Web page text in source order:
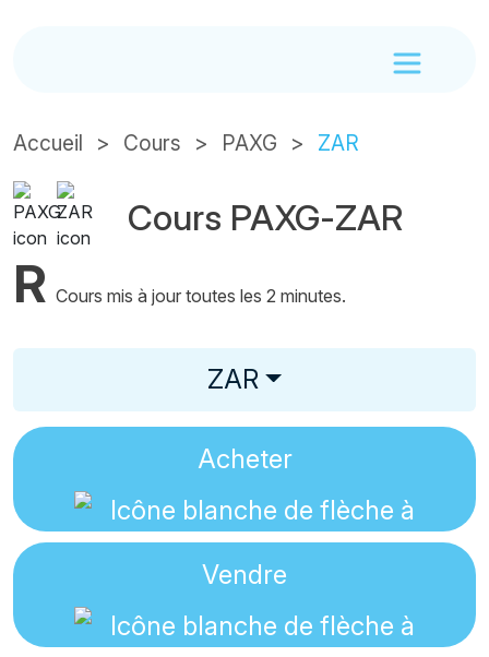
Accueil Cours PAXG ZAR
Cours PAXG-ZAR
R Cours mis à jour toutes les 2 minutes.
ZAR
Acheter
Vendre